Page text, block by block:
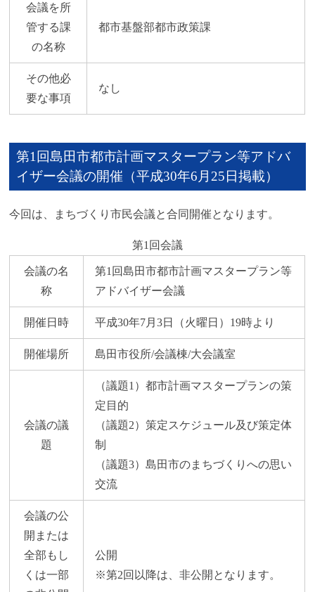
会議を所
管する課
の名称
都市基盤部都市政策課
その他必
要な事項
なし
第1回島田市都市計画マスタープラン等アドバ
イザー会議の開催（平成30年6月25日掲載）
今回は、まちづくり市民会議と合同開催となります。
第1回会議
会議の名
称
第1回島田市都市計画マスタープラン等
アドバイザー会議
開催日時 平成30年7月3日（火曜日）19時より
開催場所 島田市役所/会議棟/大会議室
会議の議
題
（議題1）都市計画マスタープランの策
定目的
（議題2）策定スケジュール及び策定体
制
（議題3）島田市のまちづくりへの思い
交流
会議の公
開または
全部もし
くは一部
公開
※第2回以降は、非公開となります。